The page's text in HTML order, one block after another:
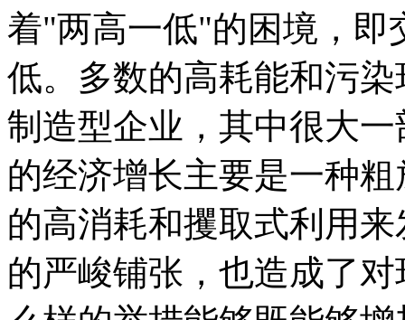
着"两高一低"的困境，即
低。多数的高耗能和污
制造型企业，其中很大
的经济增长主要是一种
的高消耗和攫取式利用
的严峻铺张，也造成了